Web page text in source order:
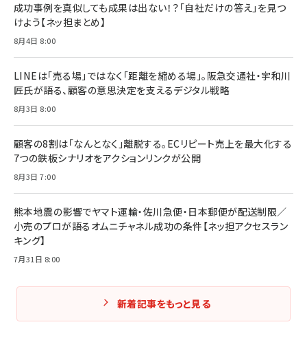
成功事例を真似しても成果は出ない！？「自社だけの答え」を見つ
けよう【ネッ担まとめ】
8月4日 8:00
LINEは「売る場」ではなく「距離を縮める場」。阪急交通社・宇和川
匠氏が語る、顧客の意思決定を支えるデジタル戦略
8月3日 8:00
顧客の8割は「なんとなく」離脱する。ECリピート売上を最大化する
7つの鉄板シナリオをアクションリンクが公開
8月3日 7:00
熊本地震の影響でヤマト運輸・佐川急便・日本郵便が配送制限／
小売のプロが語るオムニチャネル成功の条件【ネッ担アクセスラン
キング】
7月31日 8:00
新着記事をもっと見る